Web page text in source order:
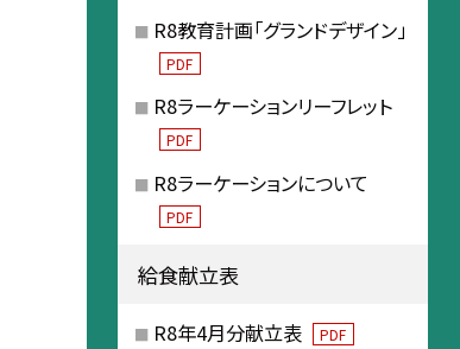
R8教育計画「グランドデザイン」
PDF
R8ラーケーションリーフレット
PDF
R8ラーケーションについて
PDF
給食献立表
R8年4月分献立表 PDF